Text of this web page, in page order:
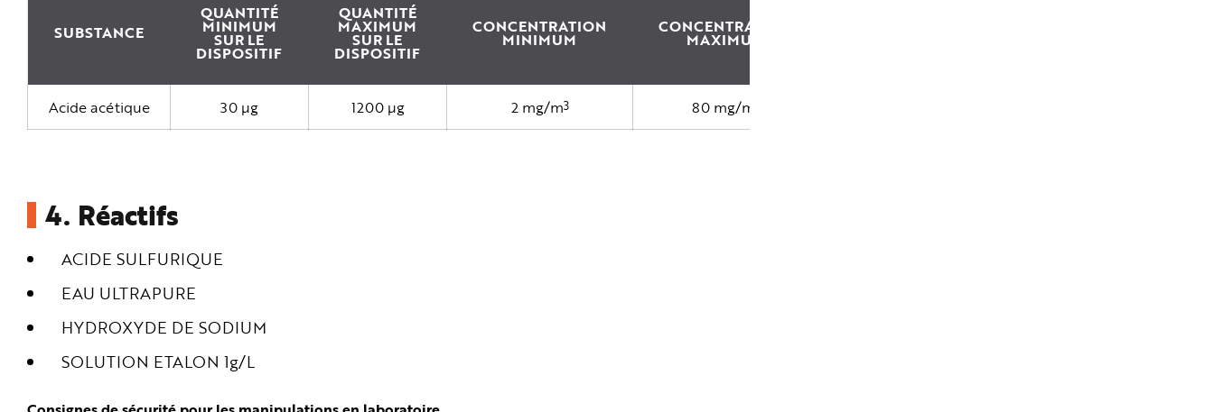
SUBSTANCE
QUANTITÉ
MINIMUM
SUR LE
DISPOSITIF
QUANTITÉ
MAXIMUM
SUR LE
DISPOSITIF
CONCENTRATION
MINIMUM
CONCENTRATION
MAXIMUM
Acide acétique 30 µg 1200 µg 2 mg/m3 80 mg/m
4. Réactifs
ACIDE SULFURIQUE
EAU ULTRAPURE
HYDROXYDE DE SODIUM
SOLUTION ETALON 1g/L